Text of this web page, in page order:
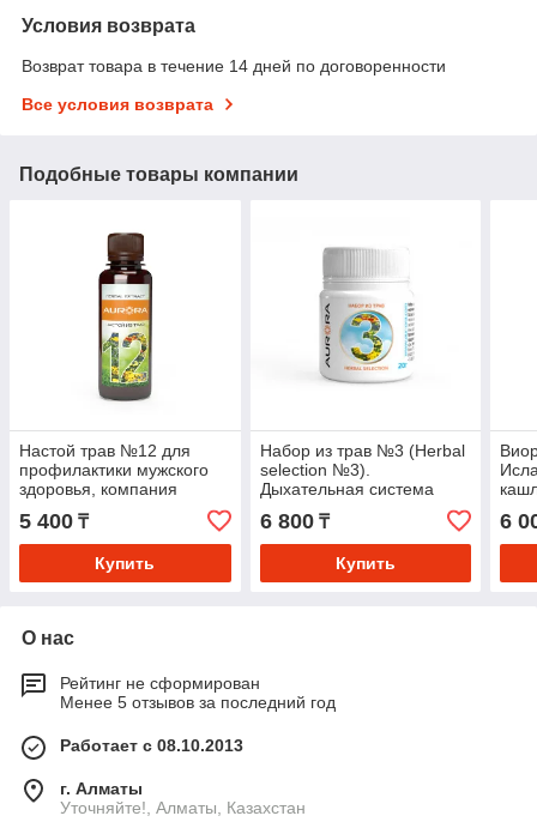
Условия возврата
Возврат товара в течение 14 дней по договоренности
Все условия возврата
Подобные товары компании
Настой трав №12 для
профилактики мужского
здоровья, компания
5 400 ₸
Купить
Набор из трав №3 (Herbal
selection №3).
Дыхательная система
6 800₸
Купить
6
О нас
Рейтинг не сформирован
Менее 5 отзывов за последний год
Работает с 08.10.2013
г. Алматы
Уточняйте!, Алматы, Казахстан